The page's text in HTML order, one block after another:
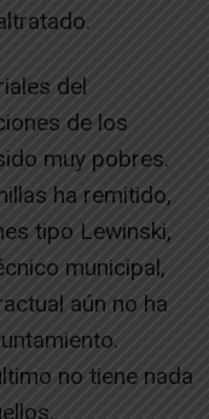
del
de los
muy pobres.
ha remitido,
tipo Lewinski,
municipal,
aún no ha
no tiene nada